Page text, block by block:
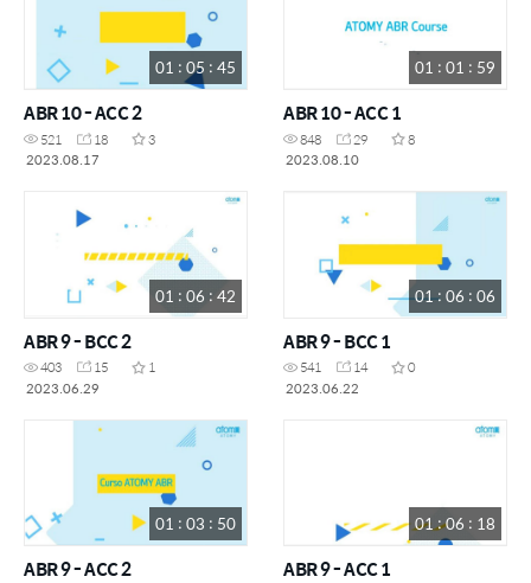
01 : 05 : 45
ABR 10 - ACC 2
521 18
3
2023.08.17
01 : 01 : 59
ABR 10 - ACC 1
848 29
8
2023.08.10
01 : 06 : 42
ABR 9 - BCC 2
403 15
1
2023.06.29
01 : 06 : 06
ABR 9 - BCC 1
541 14
0
2023.06.22
01 : 03 : 50
ABR 9 - ACC 2
01 : 06 : 18
ABR 9 - ACC 1